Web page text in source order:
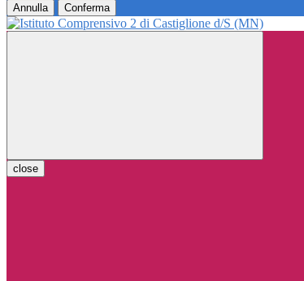
Annulla Conferma
close